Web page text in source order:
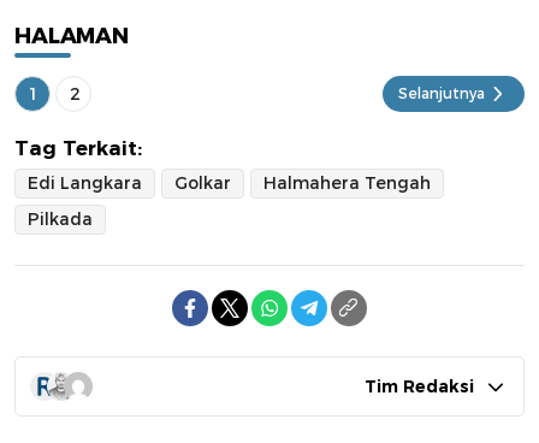
HALAMAN
1 2 Selanjutnya
Tag Terkait:
Edi Langkara Golkar
Halmahera Tengah
Pilkada
Tim Redaksi